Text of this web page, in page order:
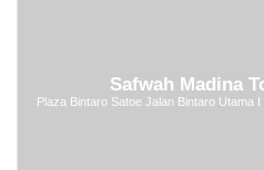
Safwah Madina
Plaza Bintaro Satoe Jalan Bintaro Utama